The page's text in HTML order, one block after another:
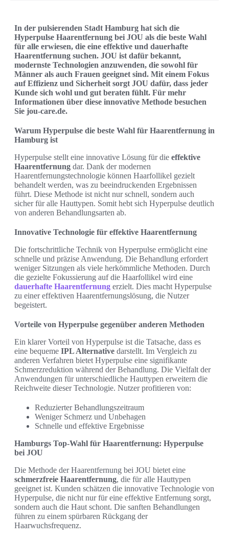
In der pulsierenden Stadt Hamburg hat sich die
Hyperpulse Haarentfernung bei JOU als die beste Wahl
für alle erwiesen, die eine effektive und dauerhafte
Haarentfernung suchen. JOU ist dafür bekannt,
modernste Technologien anzuwenden, die sowohl für
Männer als auch Frauen geeignet sind. Mit einem Fokus
auf Effizienz und Sicherheit sorgt JOU dafür, dass jeder
Kunde sich wohl und gut beraten fühlt. Für mehr
Informationen über diese innovative Methode besuchen
Sie jou-care.de.
Warum Hyperpulse die beste Wahl für Haarentfernung in
Hamburg ist
Hyperpulse stellt eine innovative Lösung für die effektive
Haarentfernung dar. Dank der modernen
Haarentfernungstechnologie können Haarfollikel gezielt
behandelt werden, was zu beeindruckenden Ergebnissen
führt. Diese Methode ist nicht nur schnell, sondern auch
sicher für alle Hauttypen. Somit hebt sich Hyperpulse deutlich
von anderen Behandlungsarten ab.
Innovative Technologie für effektive Haarentfernung
Die fortschrittliche Technik von Hyperpulse ermöglicht eine
schnelle und präzise Anwendung. Die Behandlung erfordert
weniger Sitzungen als viele herkömmliche Methoden. Durch
die gezielte Fokussierung auf die Haarfollikel wird eine
dauerhafte Haarentfernung erzielt. Dies macht Hyperpulse
zu einer effektiven Haarentfernungslösung, die Nutzer
begeistert.
Vorteile von Hyperpulse gegenüber anderen Methoden
Ein klarer Vorteil von Hyperpulse ist die Tatsache, dass es
eine bequeme IPL Alternative darstellt. Im Vergleich zu
anderen Verfahren bietet Hyperpulse eine signifikante
Schmerzreduktion während der Behandlung. Die Vielfalt der
Anwendungen für unterschiedliche Hauttypen erweitern die
Reichweite dieser Technologie. Nutzer profitieren von:
Reduzierter Behandlungszeitraum
Weniger Schmerz und Unbehagen
Schnelle und effektive Ergebnisse
Hamburgs Top-Wahl für Haarentfernung: Hyperpulse
bei JOU
Die Methode der Haarentfernung bei JOU bietet eine
schmerzfreie Haarentfernung, die für alle Hauttypen
geeignet ist. Kunden schätzen die innovative Technologie von
Hyperpulse, die nicht nur für eine effektive Entfernung sorgt,
sondern auch die Haut schont. Die sanften Behandlungen
führen zu einem spürbaren Rückgang der
Haarwuchsfrequenz.